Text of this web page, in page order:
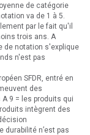
de catégorie
va de 1 à 5.
par le fait qu'il
trois ans. A
de notation s'explique
n'est pas
SFDR, entré en
des
9 = les produits qui
intègrent des
durabilité n’est pas